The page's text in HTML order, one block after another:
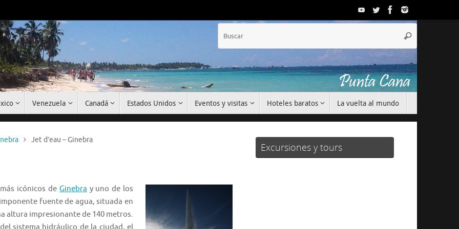
Buscar
Venezuela Canadá Estados Unidos Eventos y visitas Hoteles baratos La vuelta al mundo
Jet d’eau – Ginebra
icónicos de Ginebra y uno de los
fuente de agua, situada en
altura impresionante de 140 metros.
Excursiones y tours